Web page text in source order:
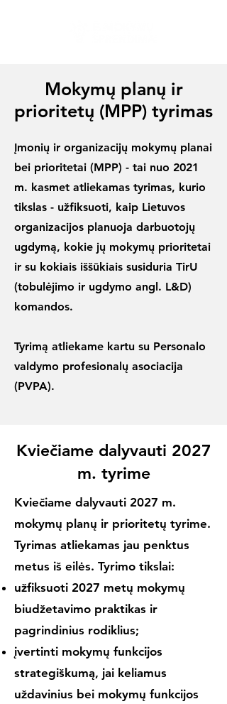
Mokymų planų ir
prioritetų (MPP) tyrimas
Įmonių ir organizacijų mokymų planai
bei prioritetai (MPP) - tai nuo 2021
m. kasmet atliekamas tyrimas, kurio
tikslas - užfiksuoti, kaip Lietuvos
organizacijos planuoja darbuotojų
ugdymą, kokie jų mokymų prioritetai
ir su kokiais iššūkiais susiduria TirU
(tobulėjimo ir ugdymo angl. L&D)
komandos.
Tyrimą atliekame kartu su Personalo
valdymo profesionalų asociacija
(PVPA).
Kviečiame dalyvauti 2027
m. tyrime
Kviečiame dalyvauti 2027 m.
mokymų planų ir prioritetų tyrime.
Tyrimas atliekamas jau penktus
metus iš eilės. Tyrimo tikslai:
užfiksuoti 2027 metų mokymų
biudžetavimo praktikas ir
pagrindinius rodiklius;
įvertinti mokymų funkcijos
strategiškumą, jai keliamus
uždavinius bei mokymų funkcijos